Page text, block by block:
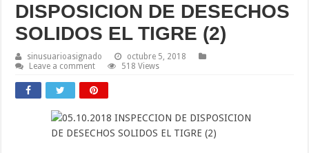
DISPOSICION DE DESECHOS
SOLIDOS EL TIGRE (2)
sinusuarioasignado
octubre 5, 2018
Leave a comment
518 Views